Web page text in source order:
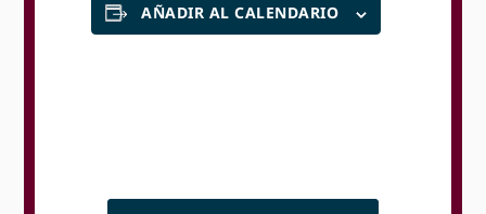
AÑADIR AL CALENDARIO